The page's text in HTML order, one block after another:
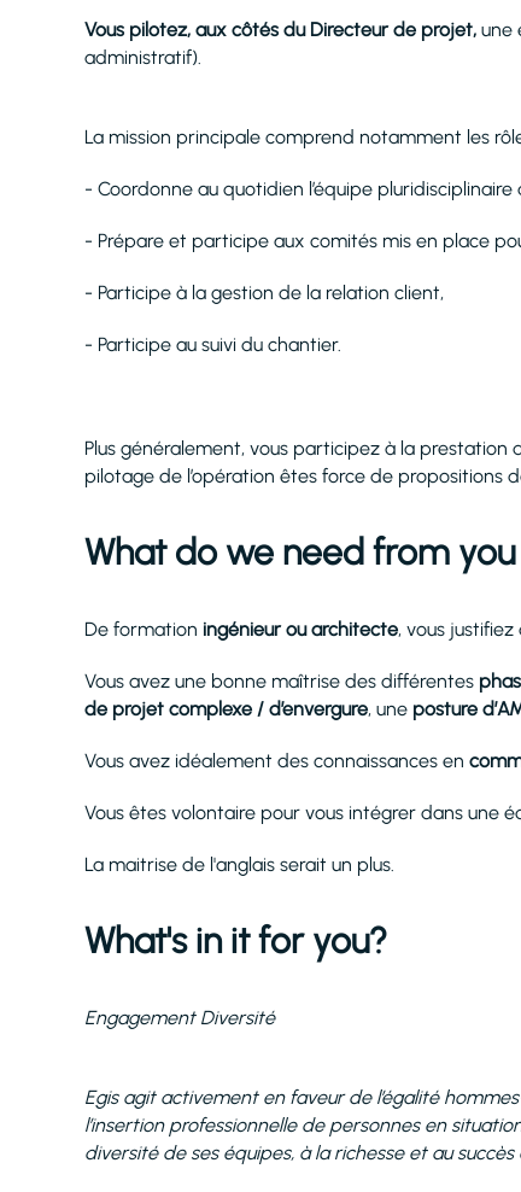
Vous pilotez, aux côtés du Directeur de projet, une
administratif).
La mission principale comprend notamment les
- Coordonne au quotidien l’équipe pluridisciplinaire
- Prépare et participe aux comités mis en place
- Participe à la gestion de la relation client,
- Participe au suivi du chantier.
Plus généralement, vous participez à la prestation
pilotage de l’opération êtes force de propositions
What do we need from you
De formation ingénieur ou architecte, vous justifiez
Vous avez une bonne maîtrise des différentes
de projet complexe / d’envergure, une posture
Vous avez idéalement des connaissances en
Vous êtes volontaire pour vous intégrer dans une
La maitrise de l'anglais serait un plus.
What's in it for you?
Engagement Diversité
Egis agit activement en faveur de l’égalité
l’insertion professionnelle de personnes en
diversité de ses équipes, à la richesse et au succès